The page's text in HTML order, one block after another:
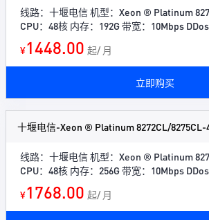
线路：十堰电信 机型：Xeon ® Platinum
CPU：48核 内存：192G 带宽：10Mbps
¥1448.00 起/ 月
立即购买
十堰电信-Xeon ® Platinum 8272CL/8275CL-
线路：十堰电信 机型：Xeon ® Platinum
CPU：48核 内存：256G 带宽：10Mbps
¥1768.00 起/ 月